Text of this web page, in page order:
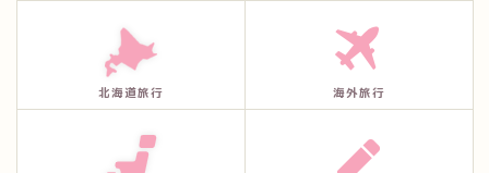
北海道旅行 海外旅行